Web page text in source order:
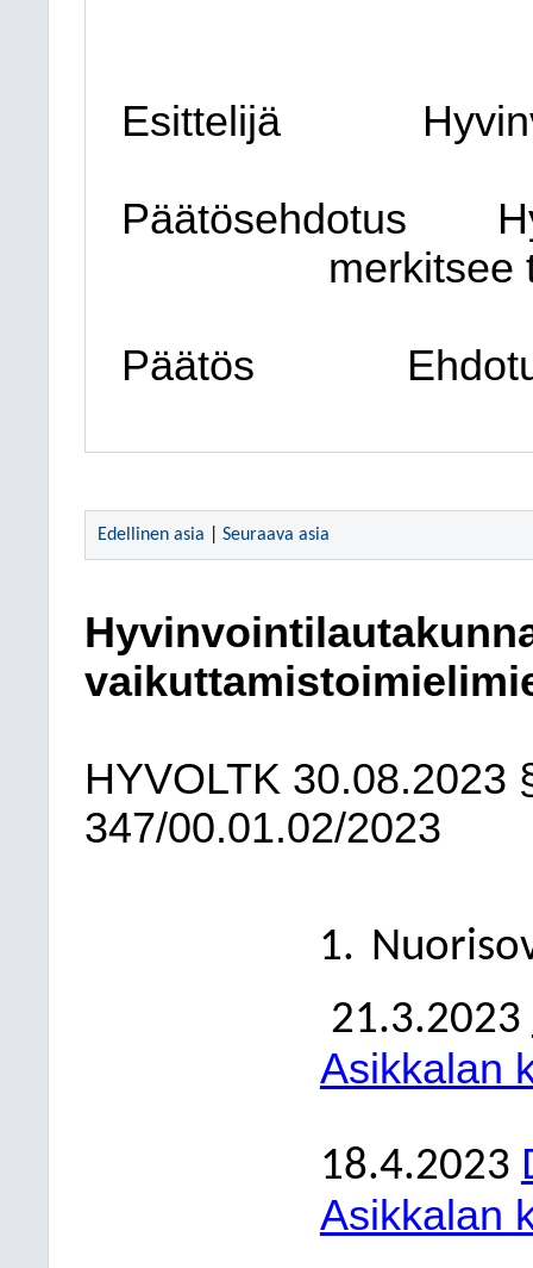
Esittelijä
Päätösehdotus
merkitsee
Päätös
Edellinen asia Seuraava asia
HYVOLTK 30.08.2023
347/00.01.02/2023
21.3.2023
Asikkalan
18.4.2023
Asikkalan